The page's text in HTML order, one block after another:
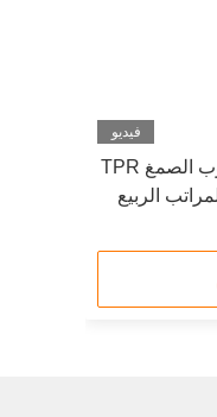
فيديو
اللون الأصفر الساخنه نذوب الصمغ TPR
الربيع